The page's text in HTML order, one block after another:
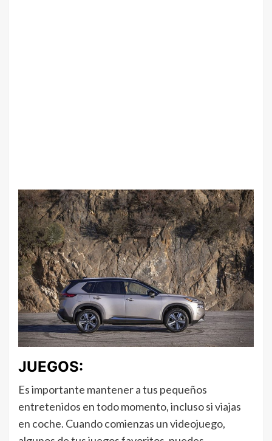
JUEGOS:
Es importante mantener a tus pequeños
entretenidos en todo momento, incluso si viajas
en coche. Cuando comienzas un videojuego,